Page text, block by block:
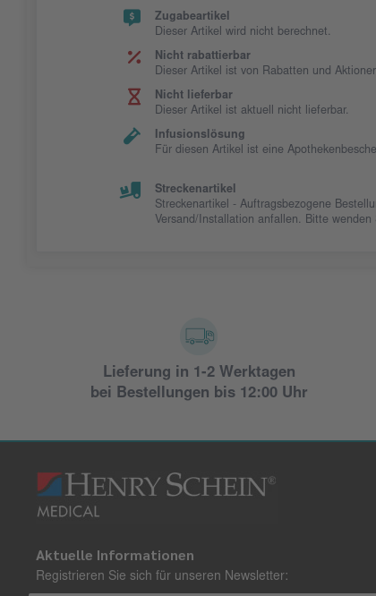
Zugabeartikel
Dieser Artikel wird nicht berechnet.
Nicht rabattierbar
Dieser Artikel ist von Rabatten und
Nicht lieferbar
Dieser Artikel ist aktuell nicht lieferbar.
Infusionslösung
Für diesen Artikel ist eine
Streckenartikel
Streckenartikel - Auftragsbezogene
Versand/Installation anfallen. Bitte
Lieferung in 1-2 Werktagen
bei Bestellungen bis 12:00 Uhr
Aktuelle Informationen
Registrieren Sie sich für unseren Newsletter: